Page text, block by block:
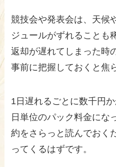
競技会や発表会は、天候
ジュールがずれることも
返却が遅れてしまった時
事前に把握しておくと焦
1日遅れるごとに数千円
日単位のパック料金にな
約をさらっと読んでおく
ってくるはずです。